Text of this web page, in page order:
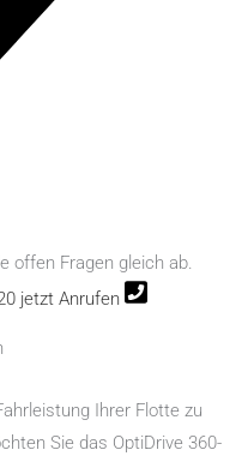
offen Fragen gleich ab.
jetzt Anrufen
Ihrer Flotte zu
Sie das OptiDrive 360-